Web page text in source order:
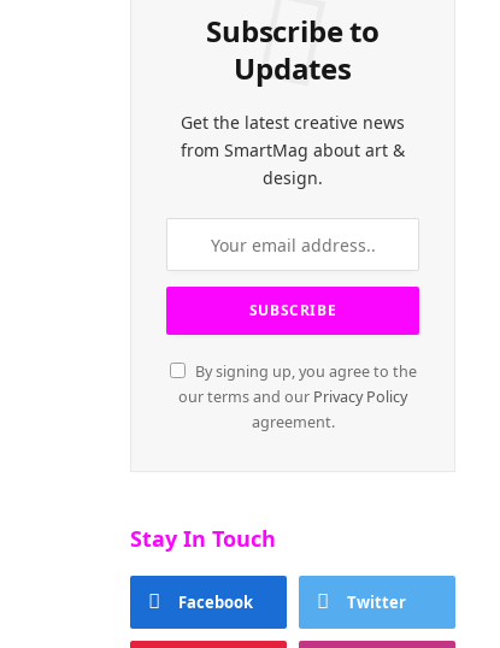
Subscribe to
Updates
Get the latest creative news
from SmartMag about art &
design.
By signing up, you agree to the
our terms and our Privacy Policy
agreement.
Stay In Touch
Facebook Twitter